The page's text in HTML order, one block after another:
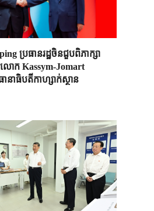
ប្រធានរដ្ឋចិន​ជួបពិភាក្សា​
លោក Kassym-Jomart
នាធិបតី​កាហ្សាក់ស្ថាន​